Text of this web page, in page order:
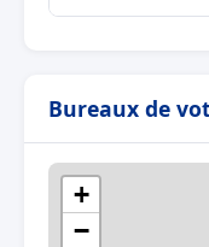
Bureaux de
+
−